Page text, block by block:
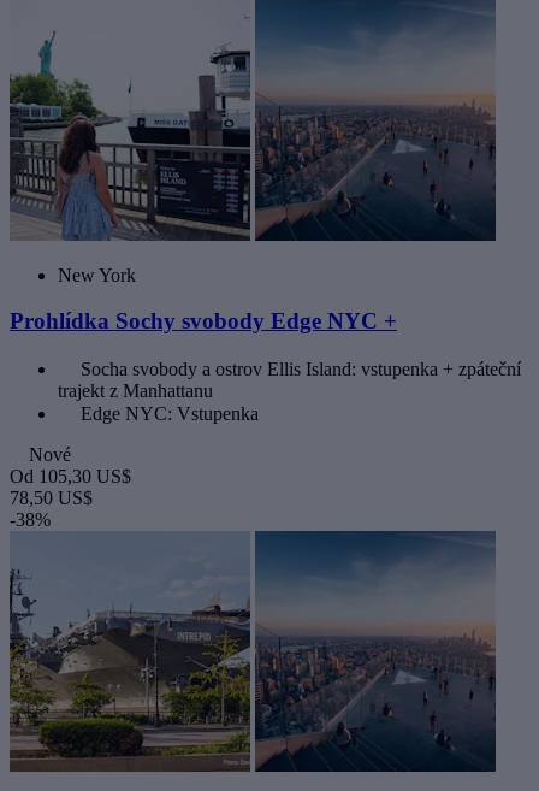
New York
Prohlídka Sochy svobody Edge NYC +
Socha svobody a ostrov Ellis Island: vstupenka + zpáteční
trajekt z Manhattanu
Edge NYC: Vstupenka
Nové
Od 105,30 US$
78,50 US$
-38%